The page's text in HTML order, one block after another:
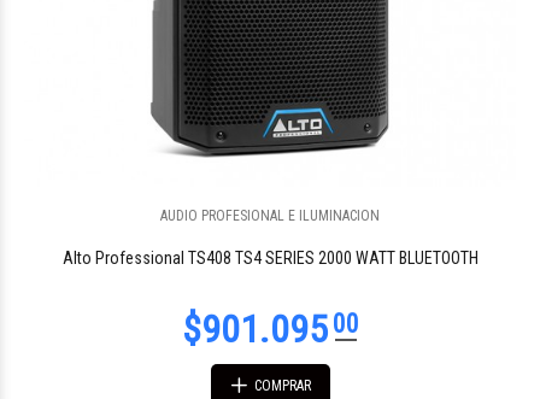
AUDIO PROFESIONAL E ILUMINACION
Alto Professional TS408 TS4 SERIES 2000 WATT BLUETOOTH
COMPRAR